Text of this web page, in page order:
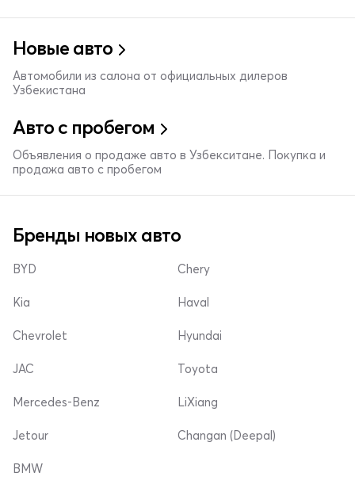
Новые авто
Автомобили из салона от официальных дилеров
Узбекистана
Авто с пробегом
Объявления о продаже авто в Узбекситане. Покупка и
продажа авто с пробегом
Бренды новых авто
BYD
Kia
Chevrolet
Chery
Haval
Hyundai
JAC
Mercedes-Benz
Jetour
Toyota
LiXiang
Changan (Deepal)
BMW